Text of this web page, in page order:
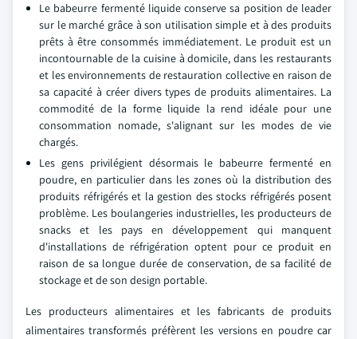
Le babeurre fermenté liquide conserve sa position de leader
sur le marché grâce à son utilisation simple et à des produits
prêts à être consommés immédiatement. Le produit est un
incontournable de la cuisine à domicile, dans les restaurants
et les environnements de restauration collective en raison de
sa capacité à créer divers types de produits alimentaires. La
commodité de la forme liquide la rend idéale pour une
consommation nomade, s'alignant sur les modes de vie
chargés.
Les gens privilégient désormais le babeurre fermenté en
poudre, en particulier dans les zones où la distribution des
produits réfrigérés et la gestion des stocks réfrigérés posent
problème. Les boulangeries industrielles, les producteurs de
snacks et les pays en développement qui manquent
d'installations de réfrigération optent pour ce produit en
raison de sa longue durée de conservation, de sa facilité de
stockage et de son design portable.
Les producteurs alimentaires et les fabricants de produits
alimentaires transformés préfèrent les versions en poudre car